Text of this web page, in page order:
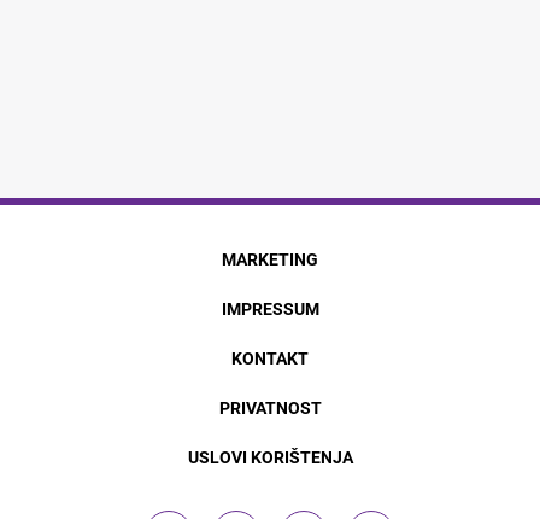
MARKETING
IMPRESSUM
KONTAKT
PRIVATNOST
USLOVI KORIŠTENJA